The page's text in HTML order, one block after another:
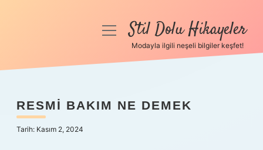
Anasayfa
Yasal Uyarı
menüyüStil Dolu Hikayeler
Modayla ilgili neşeli bilgiler keşfet!
RESMI BAKIM NE DEMEK
Tarih: Kasım 2, 2024